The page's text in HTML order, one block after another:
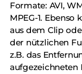
Formate: AVI,
MPEG-1.
aus dem Clip
der nützlichen
z.B. das
aufgezeichneten